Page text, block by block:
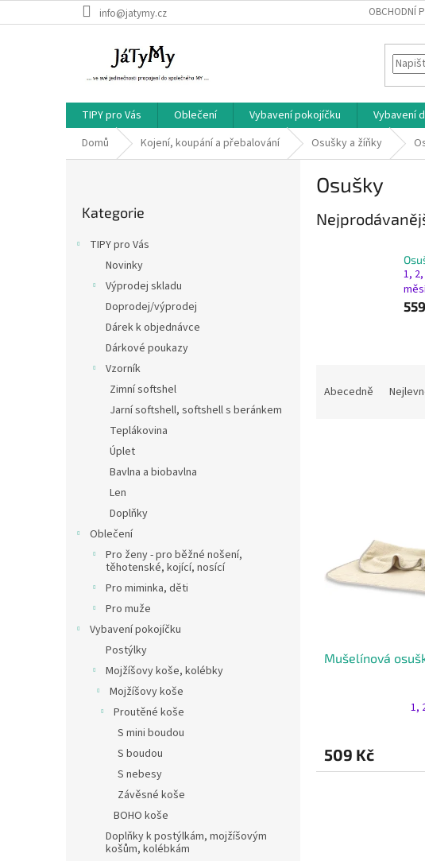
na
info@jatymy.cz OBCHODNÍ
TIPY pro Vás Oblečení Vybavení pokojíčku Vybavení
Domů
Kojení, koupání a přebalování Osušky a žíňky
kategorie
Kategorie
TIPY pro Vás
Novinky
Výprodej skladu
Doprodej/výprodej
Dárek k objednávce
Dárkové poukazy
Vzorník
Zimní softshel
Jarní softshell, softshell s beránkem
Teplákovina
Úplet
Bavlna a biobavlna
Len
Doplňky
Oblečení
Pro ženy - pro běžné nošení,
těhotenské, kojící, nosící
Pro miminka, děti
Pro muže
Vybavení pokojíčku
Postýlky
Mojžíšovy koše, kolébky
Mojžíšovy koše
Proutěné koše
S mini boudou
S boudou
S nebesy
Závěsné koše
BOHO koše
Doplňky k postýlkám, mojžíšovým
košům, kolébkám
Osušky
1,
Abecedně
Mušelínová
1,
509 Kč